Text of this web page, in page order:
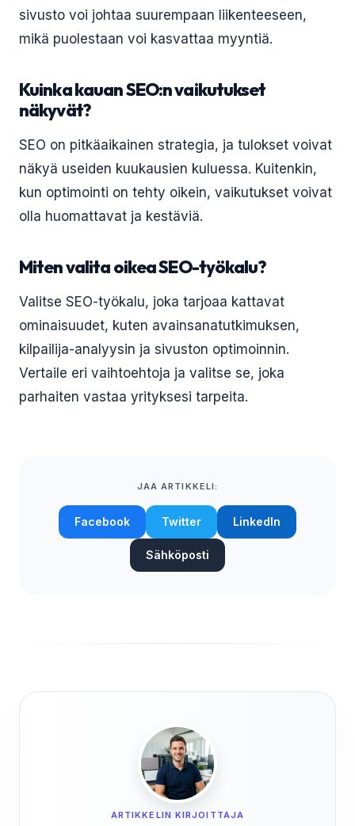
sivusto voi johtaa suurempaan liikenteeseen,
mikä puolestaan voi kasvattaa myyntiä.
Kuinka kauan SEO:n vaikutukset
näkyvät?
SEO on pitkäaikainen strategia, ja tulokset voivat
näkyä useiden kuukausien kuluessa. Kuitenkin,
kun optimointi on tehty oikein, vaikutukset voivat
olla huomattavat ja kestäviä.
Miten valita oikea SEO-työkalu?
Valitse SEO-työkalu, joka tarjoaa kattavat
ominaisuudet, kuten avainsanatutkimuksen,
kilpailija-analyysin ja sivuston optimoinnin.
Vertaile eri vaihtoehtoja ja valitse se, joka
parhaiten vastaa yrityksesi tarpeita.
JAA ARTIKKELI:
Facebook Twitter LinkedIn
Sähköposti
ARTIKKELIN KIRJOITTAJA